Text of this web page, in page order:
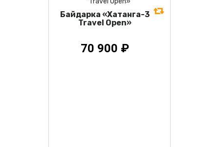
Байдарка «Хатанга-3
Travel Open»
70 900 ₽